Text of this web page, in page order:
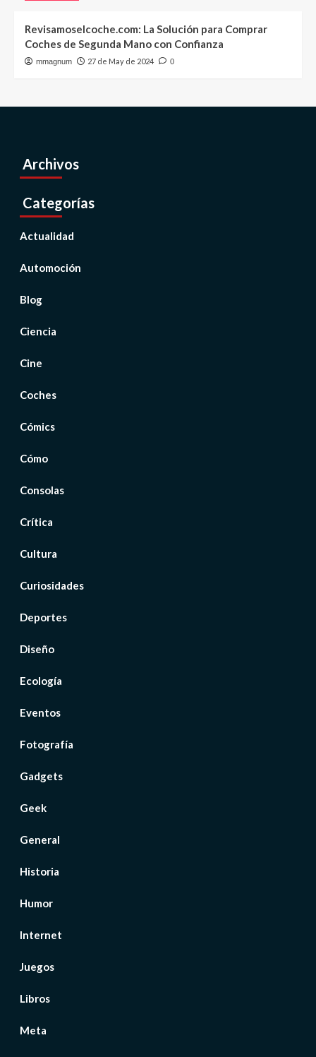
Revisamoselcoche.com: La Solución para Comprar
Coches de Segunda Mano con Confianza
mmagnum 27 de May de 2024 0
Archivos
Categorías
Actualidad
Automoción
Blog
Ciencia
Cine
Coches
Cómics
Cómo
Consolas
Crítica
Cultura
Curiosidades
Deportes
Diseño
Ecología
Eventos
Fotografía
Gadgets
Geek
General
Historia
Humor
Internet
Juegos
Libros
Meta